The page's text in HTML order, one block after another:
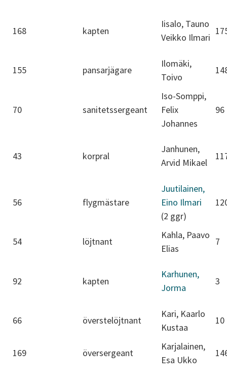
168 kapten
Iisalo, Tauno
Veikko Ilmari
155 pansarjägare
Ilomäki,
Toivo
70 sanitetssergeant
Iso-Somppi,
Felix
Johannes
96
43 korpral
Janhunen,
Arvid Mikael
56 flygmästare
Juutilainen,
Eino Ilmari
(2 ggr)
54 löjtnant
Kahla, Paavo
Elias
7
92 kapten
Karhunen,
Jorma
3
66 överstelöjtnant
Kari, Kaarlo
Kustaa
10
169 översergeant
Karjalainen,
Esa Ukko